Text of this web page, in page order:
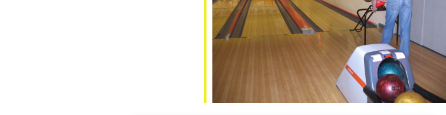
Office 365 Outlook Live